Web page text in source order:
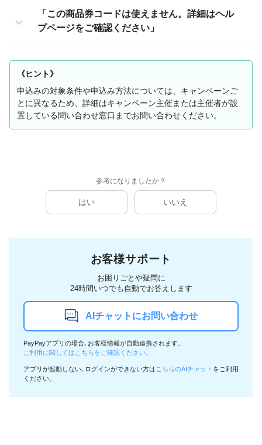
「この商品券コードは使えません。詳細はヘル
プページをご確認ください」
《ヒント》
申込みの対象条件や申込み方法については、キャンペーンご
とに異なるため、詳細はキャンペーン主催または主催者が設
置している問い合わせ窓口までお問い合わせください。
参考になりましたか？
はい いいえ
お客様サポート
お困りごとや疑問に
24時間いつでも自動でお答えします
AIチャットにお問い合わせ
PayPayアプリの場合､お客様情報が自動連携されます。
ご利用に関してはこちらをご確認ください。
アプリが起動しない､ログインができない方は こちらのAIチャット をご利用
ください。